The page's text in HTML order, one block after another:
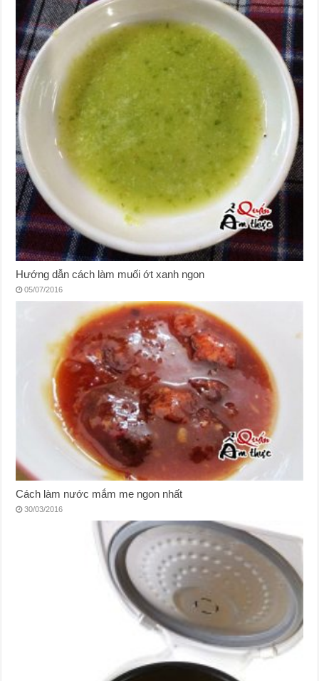
Hướng dẫn cách làm muối ớt xanh ngon
05/07/2016
Cách làm nước mắm me ngon nhất
30/03/2016